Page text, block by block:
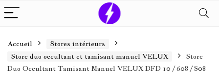
Accueil
Stores intérieurs
Store duo occultant et tamisant manuel VELUX
Store
Duo Occultant Tamisant Manuel VELUX DFD 10 / 608 / S08